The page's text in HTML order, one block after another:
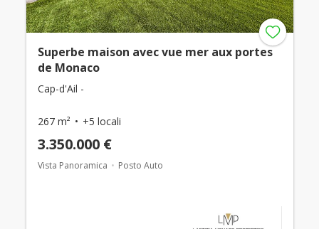
Superbe maison avec vue mer aux portes
de Monaco
Cap-d'Ail -
267 m² +5 locali
3.350.000 €
Vista Panoramica Posto Auto